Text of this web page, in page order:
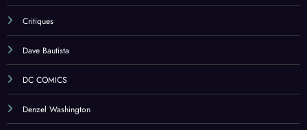
Coreewood
Critiques
Dave Bautista
DC COMICS
Denzel Washington